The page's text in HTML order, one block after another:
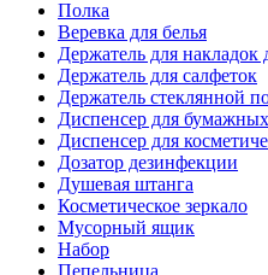
Полка
Веревка для белья
Держатель для накладок
Держатель для салфеток
Держатель стеклянной
Диспенсер для
Диспенсер для
Дозатор дезинфекции
Душевая штанга
Косметическое зеркало
Мусорный ящик
Набор
Пепельница